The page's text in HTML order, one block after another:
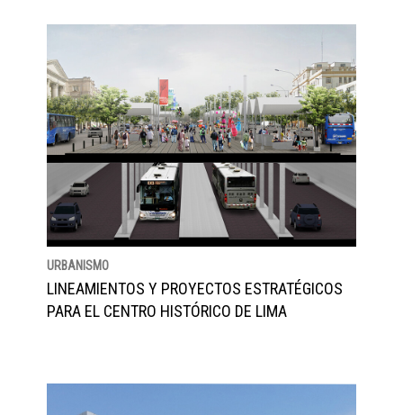
URBANISMO
LINEAMIENTOS Y PROYECTOS ESTRATÉGICOS
PARA EL CENTRO HISTÓRICO DE LIMA